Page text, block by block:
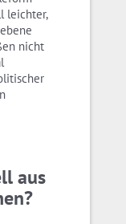
leichter,
nicht
aus